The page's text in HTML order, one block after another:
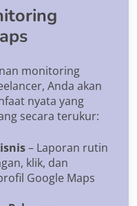
monitoring
Anda akan
nyata yang
secara terukur:
– Laporan rutin
klik, dan
Google Maps